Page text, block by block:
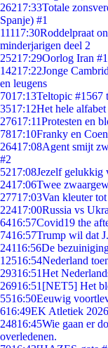
26217:33Totale
Spanje) #1
11117:30Roddelpraat
minderjarigen deel 2
25217:29Oorlog Iran
14217:22Jonge
en leugens
7017:13Teltopic #1567
3517:12Het hele
27617:11Protesten en
7817:10Franky en
26417:08Agent smijt
#2
5217:08Jezelf gelukkig
2417:06Twee
27717:03Van kleuter
22417:00Russia vs
6416:57Covid19 the
7416:57Trump wil dat
24116:56De
12516:54Nederland
29316:51Het
26916:51 [NET5] Het
5516:50Eeuwig
616:49EK Atletiek
24816:45Wie gaan er
overledenen.